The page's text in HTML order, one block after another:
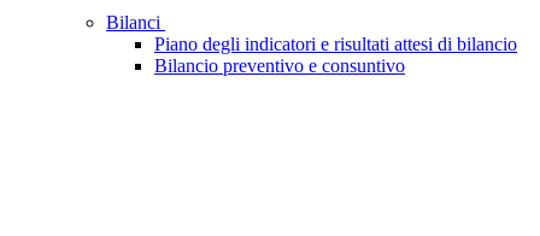
Bilanci
Piano degli indicatori e risultati attesi di bilancio
Bilancio preventivo e consuntivo